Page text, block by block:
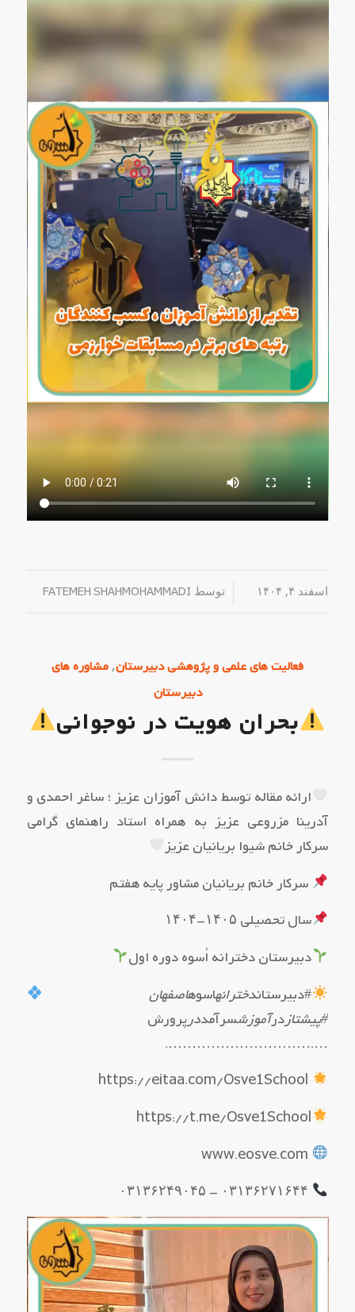
اسفند ۴, ۱۴۰۴ / توسط FATEMEH SHAHMOHAMMADI
فعالیت های علمی و پژوهشی دبیرستان, مشاوره های
دبیرستان
بحران هویت در نوجوانی
ارائه مقاله توسط دانش آموزان عزیز ؛ ساغر احمدی و
آدرینا مزروعی عزیز به همراه استاد راهنمای گرامی
سرکار خانم شیوا بریانیان عزیز
سرکار خانم بریانیان مشاور پایه هفتم
سال تحصیلی ۱۴۰۵-۱۴۰۴
دبیرستان دخترانه اُسوه دوره اول
#دبیرستاندخترانهاسوهاصفهان
#پیشتازدرآموزشسرآمددرپرورش
….………………………….
https://t.me/Osve1School